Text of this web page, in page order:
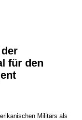
für den
Militärs als